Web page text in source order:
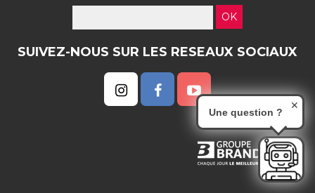
OK
SUIVEZ-NOUS SUR LES RESEAUX SOCIAUX
Une question ?
✕